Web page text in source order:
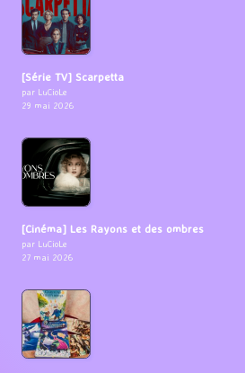
[Série TV] Scarpetta
par LuCioLe
29 mai 2026
[Cinéma] Les Rayons et des ombres
par LuCioLe
27 mai 2026